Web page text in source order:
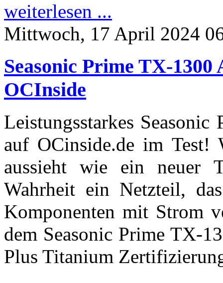
weiterlesen ...
Mittwoch, 17 April 2024
Seasonic Prime TX-1300
OCInside
Leistungsstarkes
auf OCinside.de im
aussieht wie ein neuer
Wahrheit ein Netzteil,
Komponenten mit Strom
dem Seasonic Prime TX-
Plus Titanium